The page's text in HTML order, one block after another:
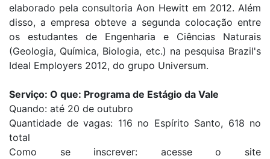
elaborado pela consultoria Aon Hewitt em 2012. Além
disso, a empresa obteve a segunda colocação entre
os estudantes de Engenharia e Ciências Naturais
(Geologia, Química, Biologia, etc.) na pesquisa Brazil's
Ideal Employers 2012, do grupo Universum.
Serviço: O que: Programa de Estágio da Vale
Quando: até 20 de outubro
Quantidade de vagas: 116 no Espírito Santo, 618 no
total
Como se inscrever: acesse o site